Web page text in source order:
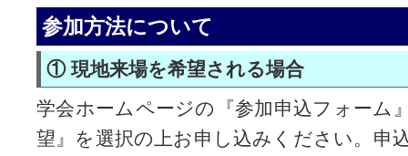
参加方法について
① 現地来場を希望される場合
学会ホームページの『参加申込フォーム
望』を選択の上お申し込みください。申